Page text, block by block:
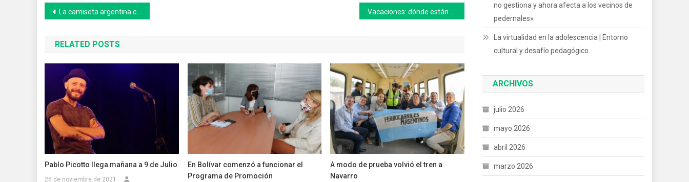
Navegación
de
entradas
La camiseta argentina con las tres estrellas promete récord de venta
RELATED POSTS
Pablo Picotto llega mañana a 9 de Julio
25 de noviembre de 2021
En Bolívar comenzó a funcionar el
Programa de Promoción
A modo de prueba volvió el tren a
Navarro
no gestiona y ahora afecta a los vecinos de
pedernales»
La virtualidad en la adolescencia | Entorno
cultural y desafío pedagógico
ARCHIVOS
julio 2026
mayo 2026
abril 2026
marzo 2026